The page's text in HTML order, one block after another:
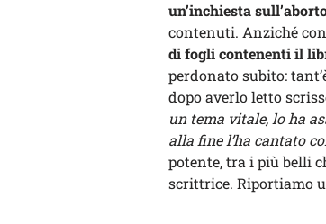
un’inchiesta
contenuti. Anziché
di fogli contenenti il
perdonato subito:
dopo averlo letto
un tema vitale, lo ha
alla fine l’ha cantato
potente, tra i più belli
scrittrice. Riportiamo